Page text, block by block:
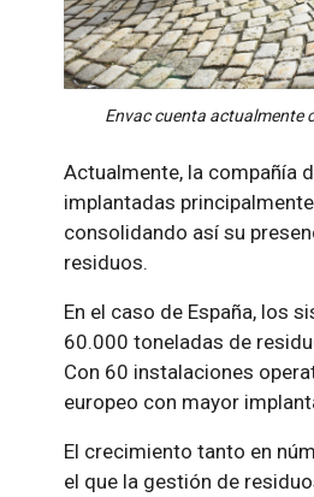
Envac cuenta actualmente
Actualmente, la compañía
implantadas
consolidando así su
residuos.
En el caso de España, los
60.000 toneladas de
Con 60 instalaciones
europeo con mayor
El crecimiento tanto en
el que la gestión de